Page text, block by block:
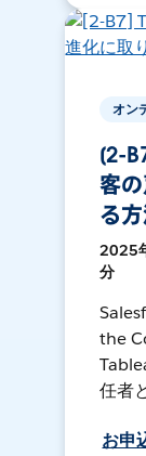
オン
[2-
客
る
2025
分
the
任者
お申